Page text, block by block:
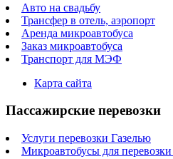
Авто на свадьбу
Трансфер в отель, аэропорт
Аренда микроавтобуса
Заказ микроавтобуса
Транспорт для МЭФ
Карта сайта
Пассажирские перевозки
Услуги перевозки Газелью
Микроавтобусы для